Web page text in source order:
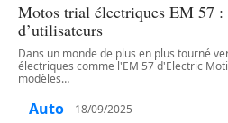
Motos trial électriques EM 57 :
d’utilisateurs
Dans un monde de plus en plus tourné
électriques comme l'EM 57 d'Electric
modèles…
Auto 18/09/2025